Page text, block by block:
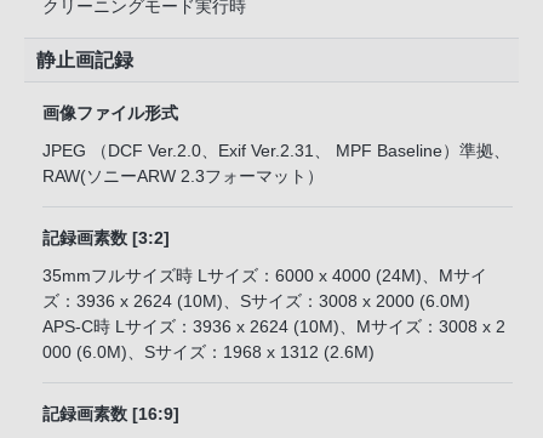
クリーニングモード実行時
静止画記録
画像ファイル形式
JPEG （DCF Ver.2.0、Exif Ver.2.31、 MPF Baseline）準拠、
RAW(ソニーARW 2.3フォーマット）
記録画素数 [3:2]
35mmフルサイズ時 Lサイズ：6000 x 4000 (24M)、Mサイ
ズ：3936 x 2624 (10M)、Sサイズ：3008 x 2000 (6.0M)
APS-C時 Lサイズ：3936 x 2624 (10M)、Mサイズ：3008 x 2
000 (6.0M)、Sサイズ：1968 x 1312 (2.6M)
記録画素数 [16:9]